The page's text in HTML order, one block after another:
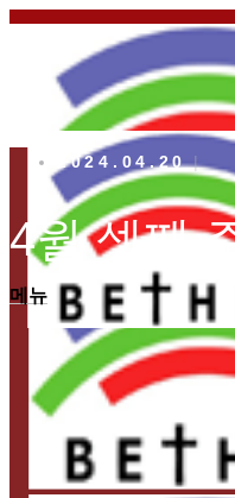
메뉴
2024.04.20
4월 셋째